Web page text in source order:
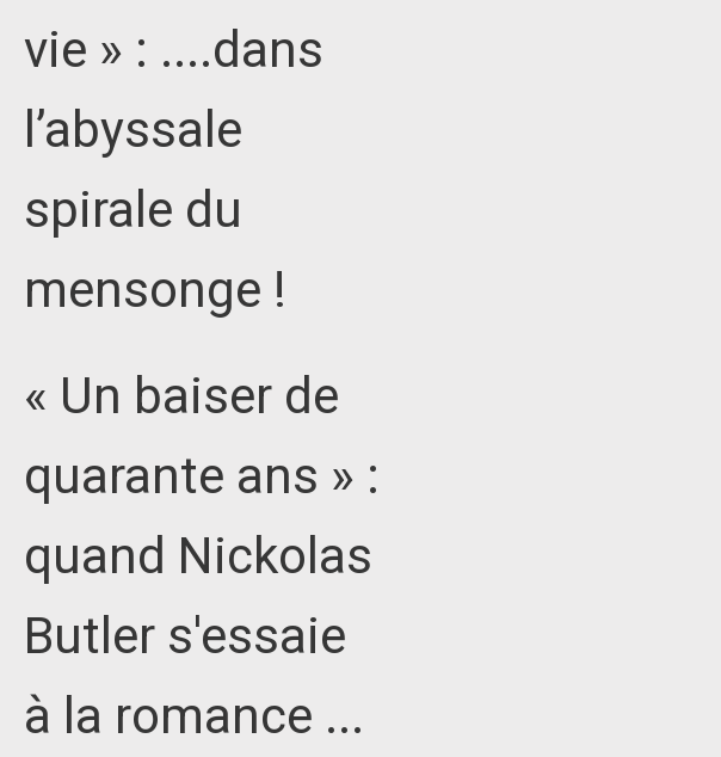
vie » : ....dans
l’abyssale
spirale du
mensonge !
« Un baiser de
quarante ans » :
quand Nickolas
Butler s'essaie
à la romance ...